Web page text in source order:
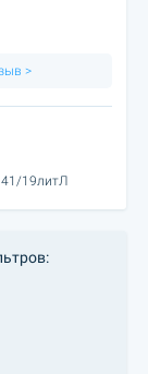
>
41/19литЛ